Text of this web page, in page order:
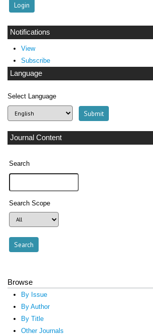
Notifications
View
Subscribe
Language
Select Language
Journal Content
Search
Search Scope
Browse
By Issue
By Author
By Title
Other Journals